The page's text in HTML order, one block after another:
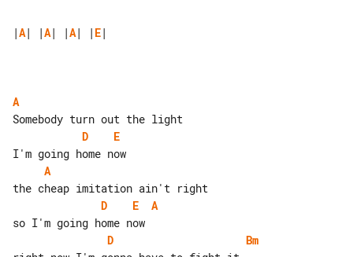
|A| |A| |A| | E|
A
D
E
A
D
E
A
D
Bm